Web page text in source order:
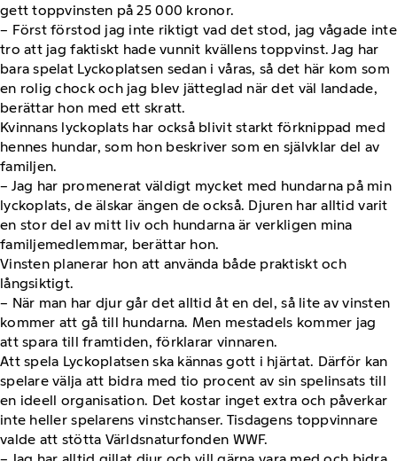
gett toppvinsten på 25 000 kronor.
– Först förstod jag inte riktigt vad det stod, jag vågade inte
tro att jag faktiskt hade vunnit kvällens toppvinst. Jag har
bara spelat Lyckoplatsen sedan i våras, så det här kom som
en rolig chock och jag blev jätteglad när det väl landade,
berättar hon med ett skratt.
Kvinnans lyckoplats har också blivit starkt förknippad med
hennes hundar, som hon beskriver som en självklar del av
familjen.
– Jag har promenerat väldigt mycket med hundarna på min
lyckoplats, de älskar ängen de också. Djuren har alltid varit
en stor del av mitt liv och hundarna är verkligen mina
familjemedlemmar, berättar hon.
Vinsten planerar hon att använda både praktiskt och
långsiktigt.
– När man har djur går det alltid åt en del, så lite av vinsten
kommer att gå till hundarna. Men mestadels kommer jag
att spara till framtiden, förklarar vinnaren.
Att spela Lyckoplatsen ska kännas gott i hjärtat. Därför kan
spelare välja att bidra med tio procent av sin spelinsats till
en ideell organisation. Det kostar inget extra och påverkar
inte heller spelarens vinstchanser. Tisdagens toppvinnare
valde att stötta Världsnaturfonden WWF.